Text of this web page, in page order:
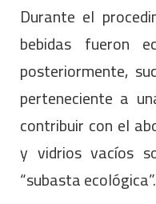
Durante el
bebidas fueron
posteriormente,
perteneciente a
contribuir con el
y vidrios vacíos
“subasta ecológica”.